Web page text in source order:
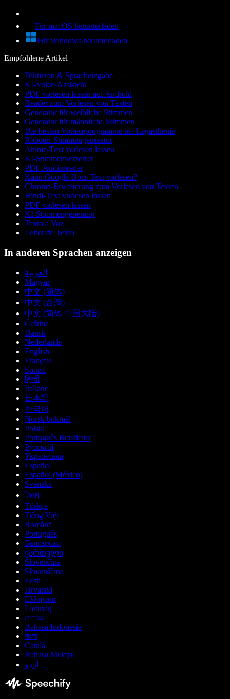
Für macOS herunterladen
Für Windows herunterladen
Empfohlene Artikel
Diktieren & Spracheingabe
KI-Voice-Assistent
PDF vorlesen lassen auf Android
Reader zum Vorlesen von Texten
Generator für weibliche Stimmen
Generator für männliche Stimmen
Die besten Vorleseprogramme bei Legasthenie
Roboter-Stimmengenerator
Anime-Text vorlesen lassen
KI-Stimmenverzerrer
PDF-Audioreader
Kann Google Docs Text vorlesen?
Chrome-Erweiterung zum Vorlesen von Texten
Hindi-Text vorlesen lassen
PDF vorlesen lassen
KI-Stimmengenerator
Texto a Voz
Leitor de Texto
In anderen Sprachen anzeigen
العربية
Magyar
中文 (简体)
中文 (台灣)
中文 (简体 中国大陆)
Čeština
Dansk
Nederlands
English
Français
Suomi
हिन्दी
Italiano
日本語
한국어
Norsk bokmål
Polski
Português Brasileiro
Русский
Українська
Español
Español (México)
Svenska
ไทย
Türkçe
Tiếng Việt
Română
Português
Български
ქართული
Slovenčina
Slovenščina
Eesti
Hrvatski
Ελληνικά
Lietuvių
עברית
Bahasa Indonesia
বাংলা
Català
Bahasa Melayu
اردو